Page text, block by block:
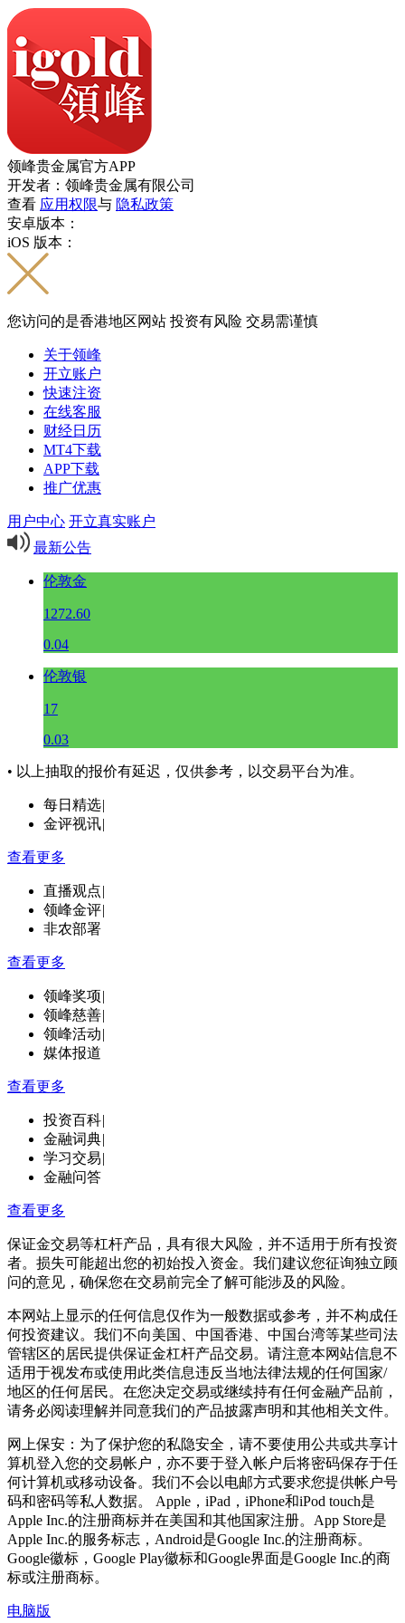
领峰贵金属官方APP
开发者：领峰贵金属有限公司
查看 应用权限与 隐私政策
安卓版本：
iOS 版本：
您访问的是香港地区网站 投资有风险 交易需谨慎
关于领峰
开立账户
快速注资
在线客服
财经日历
MT4下载
APP下载
推广优惠
用户中心 开立真实账户
最新公告
伦敦金
1272.60
0.04
伦敦银
17
0.03
• 以上抽取的报价有延迟，仅供参考，以交易平台为准。
每日精选|
金评视讯|
查看更多
直播观点|
领峰金评|
非农部署
查看更多
领峰奖项|
领峰慈善|
领峰活动|
媒体报道
查看更多
投资百科|
金融词典|
学习交易|
金融问答
查看更多
保证金交易等杠杆产品，具有很大风险，并不适用于所有投资
者。损失可能超出您的初始投入资金。我们建议您征询独立顾
问的意见，确保您在交易前完全了解可能涉及的风险。
本网站上显示的任何信息仅作为一般数据或参考，并不构成任
何投资建议。我们不向美国、中国香港、中国台湾等某些司法
管辖区的居民提供保证金杠杆产品交易。请注意本网站信息不
适用于视发布或使用此类信息违反当地法律法规的任何国家/
地区的任何居民。在您决定交易或继续持有任何金融产品前，
请务必阅读理解并同意我们的产品披露声明和其他相关文件。
网上保安：为了保护您的私隐安全，请不要使用公共或共享计
算机登入您的交易帐户，亦不要于登入帐户后将密码保存于任
何计算机或移动设备。我们不会以电邮方式要求您提供帐户号
码和密码等私人数据。 Apple，iPad，iPhone和iPod touch是
Apple Inc.的注册商标并在美国和其他国家注册。App Store是
Apple Inc.的服务标志，Android是Google Inc.的注册商标。
Google徽标，Google Play徽标和Google界面是Google Inc.的商
标或注册商标。
电脑版